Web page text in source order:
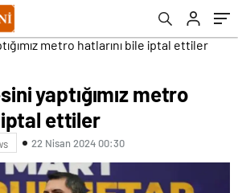
yaptığımız metro
iptal ettiler
22 Nisan 2024 00:30